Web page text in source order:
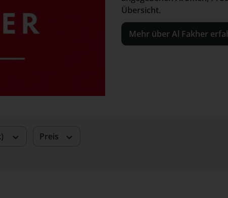
Übersicht.
Mehr über Al Fakher
Preis